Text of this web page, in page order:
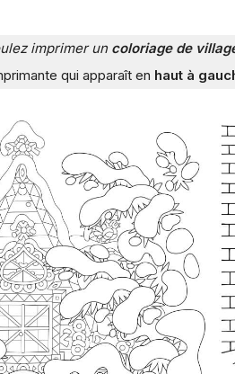
imprimer un coloriage de
qui apparaît en haut à